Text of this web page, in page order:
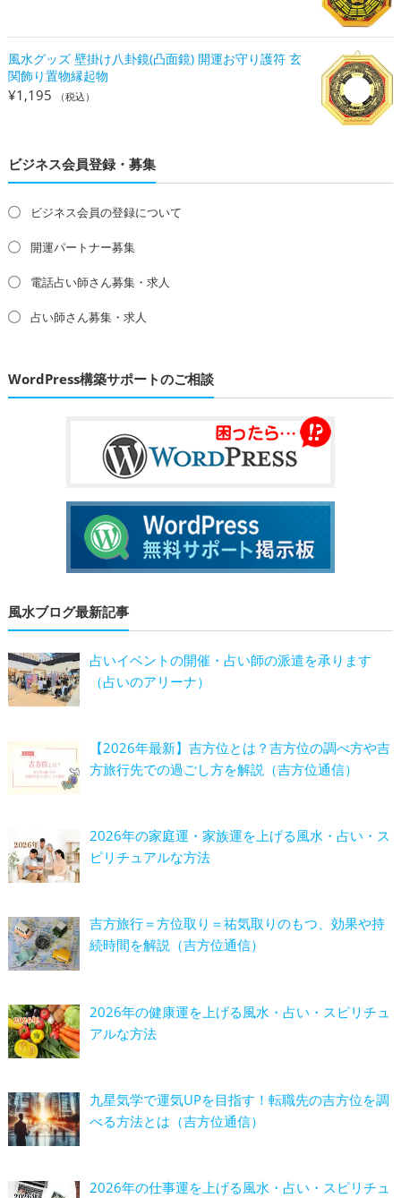
風水グッズ 壁掛け八卦鏡(凸面鏡) 開運お守り護符 玄
関飾り置物縁起物
¥1,195 （税込）
ビジネス会員登録・募集
ビジネス会員の登録について
開運パートナー募集
電話占い師さん募集・求人
占い師さん募集・求人
WordPress構築サポートのご相談
風水ブログ最新記事
占いイベントの開催・占い師の派遣を承ります
（占いのアリーナ）
【2026年最新】吉方位とは？吉方位の調べ方や吉
方旅行先での過ごし方を解説（吉方位通信）
2026年の家庭運・家族運を上げる風水・占い・ス
ピリチュアルな方法
吉方旅行＝方位取り＝祐気取りのもつ、効果や持
続時間を解説（吉方位通信）
2026年の健康運を上げる風水・占い・スピリチュ
アルな方法
九星気学で運気UPを目指す！転職先の吉方位を調
べる方法とは（吉方位通信）
2026年の仕事運を上げる風水・占い・スピリチュ